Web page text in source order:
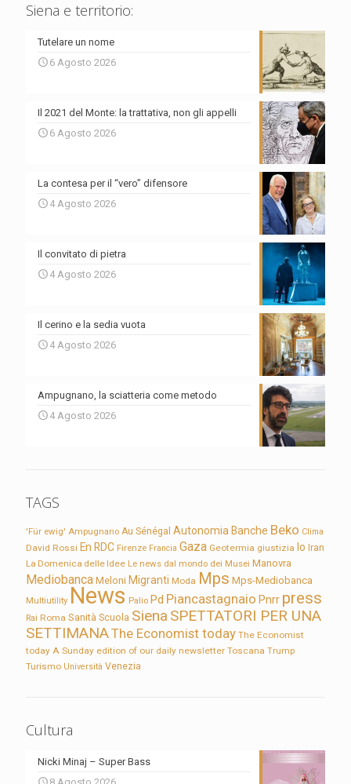
Siena e territorio:
Tutelare un nome
6 Agosto 2026
Il 2021 del Monte: la trattativa, non gli appelli
6 Agosto 2026
La contesa per il “vero” difensore
4 Agosto 2026
Il convitato di pietra
4 Agosto 2026
Il cerino e la sedia vuota
4 Agosto 2026
Ampugnano, la sciatteria come metodo
4 Agosto 2026
TAGS
'Für ewig' Ampugnano Au Sénégal Autonomia Banche Beko Clima
David Rossi En RDC Firenze Francia Gaza Geotermia giustizia Io Iran
La Domenica delle Idee Le news dal mondo dei Musei Manovra
Mediobanca Meloni Migranti Moda Mps Mps-Mediobanca
Multiutility News Palio Pd Piancastagnaio Pnrr press
Rai Roma Sanità Scuola Siena SPETTATORI PER UNA
SETTIMANAThe Economist today The Economist
today A Sunday edition of our daily newsletter Toscana Trump
Turismo Università Venezia
Cultura
Nicki Minaj – Super Bass